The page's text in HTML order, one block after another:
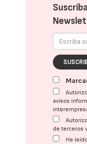
avisos
de terceros
He